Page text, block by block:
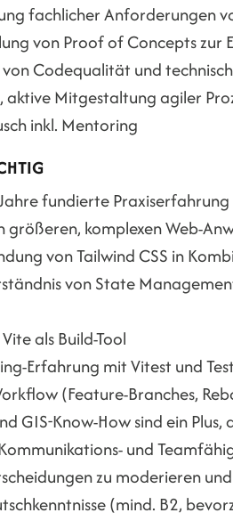
fachlicher Anforderungen
von Proof of Concepts zur
von Codequalität und
Mitgestaltung agiler
inkl. Mentoring
fundierte
größeren, komplexen Web-
von Tailwind CSS in
von State
als Build-Tool
Erfahrung mit Vitest und
(Feature-Branches,
GIS-Know-How sind ein Plus,
und
zu moderieren
(mind. B2,